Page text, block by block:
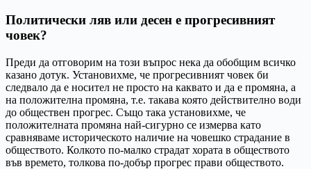
Политически ляв или десен е прогресивният
човек?
Преди да отговорим на този въпрос нека да обобщим всичко
казано дотук. Установихме, че прогресивният човек би
следвало да е носител не просто на каквато и да е промяна, а
на положителна промяна, т.е. такава която действително води
до обществен прогрес. Също така установихме, че
положителната промяна най-сигурно се измерва като
сравняваме историческото наличие на човешко страдание в
обществото. Колкото по-малко страдат хората в обществото
във времето, толкова по-добър прогрес прави обществото.